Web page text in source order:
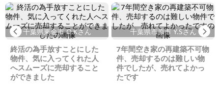
Previous
千葉県東金市 O.Kさん
終活の為手放すことにした
物件、気に入ってくれた人
へスムーズに売却すること
ができました
千葉県市原市 Y.Sさん
7年間空き家の再建築不可物
件、売却するのは難しい物
件でしたが、売れてよかっ
たです